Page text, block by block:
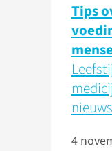
Tips
4